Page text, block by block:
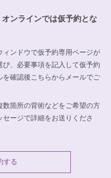
ンラインでは仮予約とな
ンドウで仮予約専用ページが
、必要事項を記入して仮予約
確認後こちらからメールでご
箇所の背術などをご希望の方
セージで詳細をお送りくださ
する